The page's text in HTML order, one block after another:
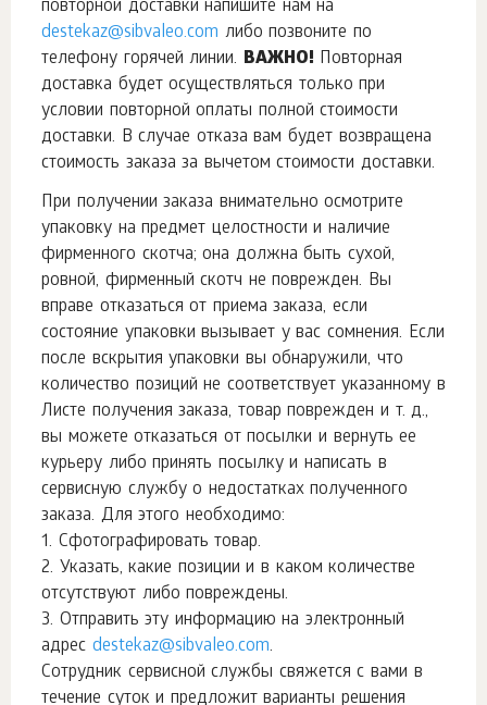
повторной доставки напишите нам на
destekaz@sibvaleo.com либо позвоните по
телефону горячей линии. ВАЖНО! Повторная
доставка будет осуществляться только при
условии повторной оплаты полной стоимости
доставки. В случае отказа вам будет возвращена
стоимость заказа за вычетом стоимости доставки.
При получении заказа внимательно осмотрите
упаковку на предмет целостности и наличие
фирменного скотча; она должна быть сухой,
ровной, фирменный скотч не поврежден. Вы
вправе отказаться от приема заказа, если
состояние упаковки вызывает у вас сомнения. Если
после вскрытия упаковки вы обнаружили, что
количество позиций не соответствует указанному в
Листе получения заказа, товар поврежден и т. д.,
вы можете отказаться от посылки и вернуть ее
курьеру либо принять посылку и написать в
сервисную службу о недостатках полученного
заказа. Для этого необходимо:
1. Сфотографировать товар.
2. Указать, какие позиции и в каком количестве
отсутствуют либо повреждены.
3. Отправить эту информацию на электронный
адрес destekaz@sibvaleo.com.
Сотрудник сервисной службы свяжется с вами в
течение суток и предложит варианты решения